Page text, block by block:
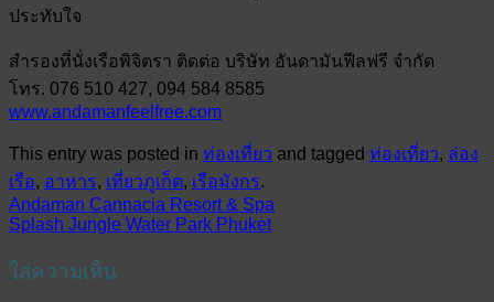
ประทับใจ
สำรองที่นั่งเรือพิจิตรา ติดต่อ บริษัท อันดามันฟีลฟรี จำกัด
โทร. 076 510 427, 094 584 8585
www.andamanfeelfree.com
This entry was posted in ท่องเที่ยว and tagged ท่องเที่ยว, ล่อง
เรือ, อาหาร, เที่ยวภูเก็ต, เรือมังกร.
Andaman Cannacia Resort & Spa
Splash Jungle Water Park Phuket
ใส่ความเห็น